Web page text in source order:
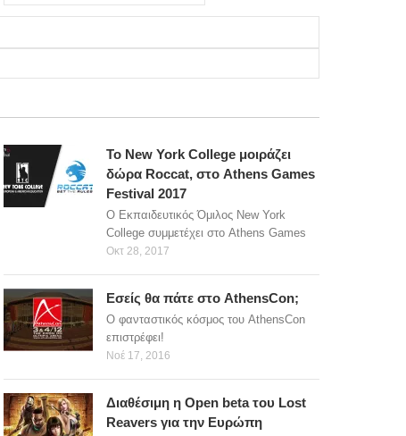
Το New York College μοιράζει
δώρα Roccat, στο Athens Games
Festival 2017
O Εκπαιδευτικός Όμιλος New York
College συμμετέχει στο Athens Games
Οκτ 28, 2017
Εσείς θα πάτε στο AthensCon;
O φανταστικός κόσμος του AthensCon
επιστρέφει!
Νοέ 17, 2016
Διαθέσιμη η Οpen beta του Lost
Reavers για την Ευρώπη